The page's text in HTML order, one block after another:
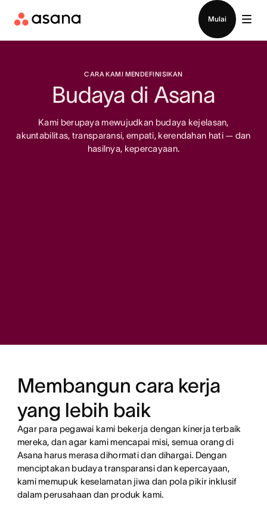
Mulai
CARA KAMI MENDEFINISIKAN
Budaya di Asana
Kami berupaya mewujudkan budaya kejelasan,
akuntabilitas, transparansi, empati, kerendahan hati — dan
hasilnya, kepercayaan.
Membangun cara kerja
yang lebih baik
Agar para pegawai kami bekerja dengan kinerja terbaik
mereka, dan agar kami mencapai misi, semua orang di
Asana harus merasa dihormati dan dihargai. Dengan
menciptakan budaya transparansi dan kepercayaan,
kami memupuk keselamatan jiwa dan pola pikir inklusif
dalam perusahaan dan produk kami.